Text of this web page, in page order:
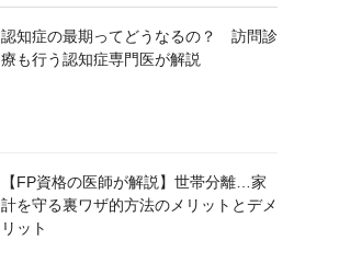
認知症の最期ってどうなるの？ 訪問診
療も行う認知症専門医が解説
【FP資格の医師が解説】世帯分離…家
計を守る裏ワザ的方法のメリットとデメ
リット